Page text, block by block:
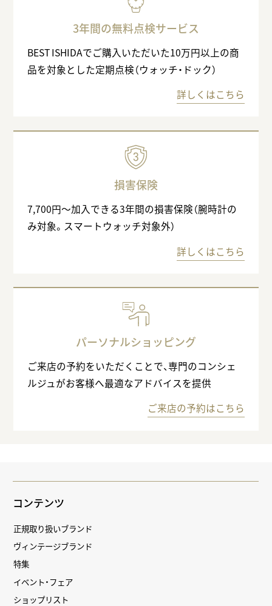
3年間の無料点検サービス
BEST ISHIDAでご購入いただいた10万円以上の商
品を対象とした定期点検（ウォッチ・ドック）
詳しくはこちら
損害保険
7,700円〜加入できる3年間の損害保険（腕時計の
み対象。スマートウォッチ対象外）
詳しくはこちら
パーソナルショッピング
ご来店の予約をいただくことで、専門のコンシェ
ルジュがお客様へ最適なアドバイスを提供
ご来店の予約はこちら
コンテンツ
正規取り扱いブランド
ヴィンテージブランド
特集
イベント・フェア
ショップリスト